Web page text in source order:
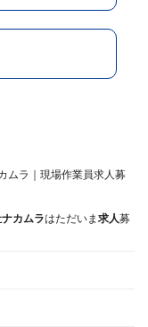
カムラはただいま 求人募